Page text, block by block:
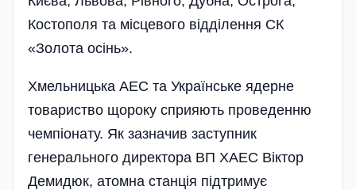
Костополя та місцевого відділення СК
«Золота осінь».
Хмельницька АЕС та Українське ядерне
товариство щороку сприяють проведенню
чемпіонату. Як зазначив заступник
генерального директора ВП ХАЕС Віктор
Демидюк, атомна станція підтримує